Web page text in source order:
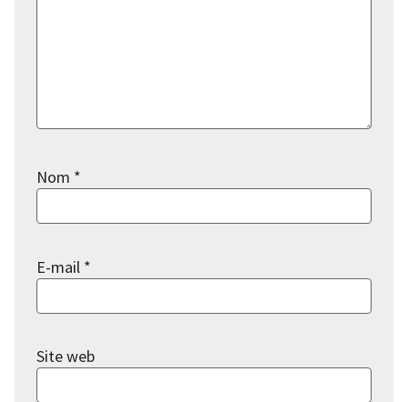
Nom *
E-mail *
Site web